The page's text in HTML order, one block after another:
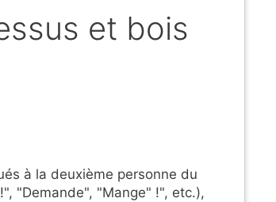
et bois
à la deuxième personne du
"Demande", "Mange" !", etc.),